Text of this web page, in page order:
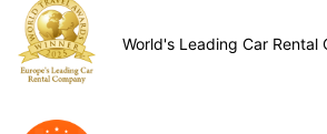
World's Leading Car Rental